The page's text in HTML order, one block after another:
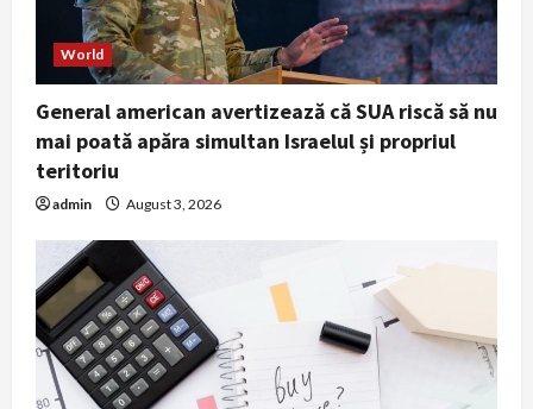
World
General american avertizează că SUA riscă să nu
mai poată apăra simultan Israelul și propriul
teritoriu
admin August 3, 2026